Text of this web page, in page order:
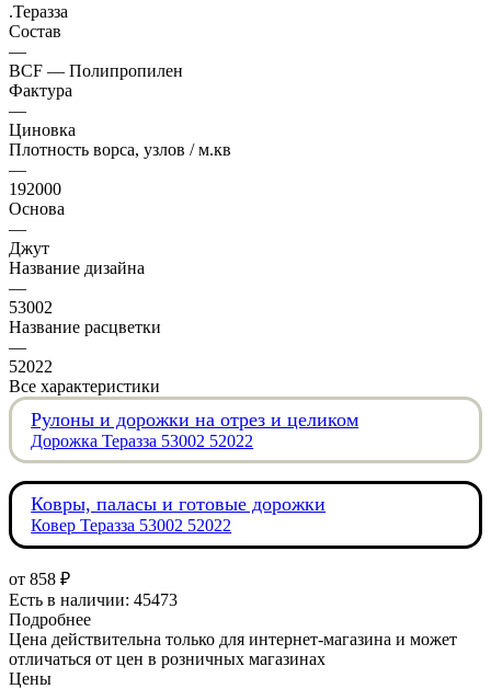
.Теразза
Состав
—
BCF — Полипропилен
Фактура
—
Циновка
Плотность ворса, узлов / м.кв
—
192000
Основа
—
Джут
Название дизайна
—
53002
Название расцветки
—
52022
Все характеристики
Рулоны и дорожки на отрез и целиком
Дорожка Теразза 53002 52022
Ковры, паласы и готовые дорожки
Ковер Теразза 53002 52022
от 858 ₽
Есть в наличии: 45473
Подробнее
Цена действительна только для интернет-магазина и может
отличаться от цен в розничных магазинах
Цены